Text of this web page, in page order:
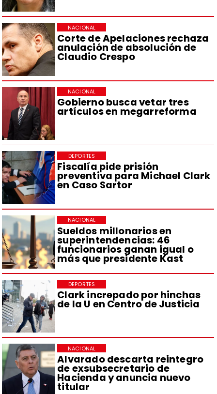
Corte de Apelaciones rechaza
anulación de absolución de
Claudio Crespo
NACIONAL
Gobierno busca vetar tres
artículos en megarreforma
NACIONAL
Fiscalía pide prisión
preventiva para Michael Clark
en Caso Sartor
DEPORTES
Sueldos millonarios en
superintendencias: 46
funcionarios ganan igual o
más que presidente Kast
NACIONAL
Clark increpado por hinchas
de la U en Centro de Justicia
DEPORTES
Alvarado descarta reintegro
de exsubsecretario de
Hacienda y anuncia nuevo
titular
NACIONAL